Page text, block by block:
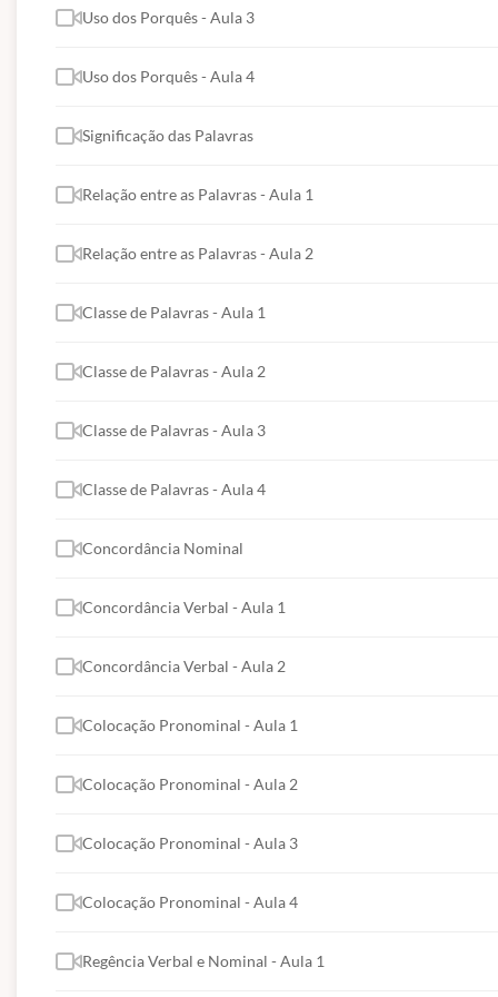
Aulas em videoaulas gravadas para assistir
Garantia de todo o material de apoio
FÓRUM DE DISCUSSÃO
Neste curso NÃO haverá fóruns de
OBS:Neste curso NÃO haverá emissão
Suporte Técnico via WhatsApp (91) 98395-3549
1. Leitura e interpretação de textos; 2. Gêneros e
Sintaxe da oração e do período; 7. Concordância
pensamento e de linguagem.
envolvendo cálculo de perímetro e área das
Uso dos Porquês - Aula 3
Uso dos Porquês - Aula 4
Significação das Palavras
Relação entre as Palavras - Aula 1
Relação entre as Palavras - Aula 2
Classe de Palavras - Aula 1
Classe de Palavras - Aula 2
Classe de Palavras - Aula 3
Classe de Palavras - Aula 4
Concordância Nominal
Concordância Verbal - Aula 1
Concordância Verbal - Aula 2
Colocação Pronominal - Aula 1
Colocação Pronominal - Aula 2
Colocação Pronominal - Aula 3
Colocação Pronominal - Aula 4
Regência Verbal e Nominal - Aula 1